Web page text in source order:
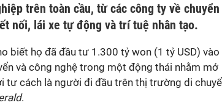
trên toàn cầu, từ các công ty về chuyển
nối, lái xe tự động và trí tuệ nhân tạo.
biết họ đã đầu tư 1.300 tỷ won (1 tỷ USD) vào
và công nghệ trong một động thái nhằm mở
tư cách là người đi đầu trên thị trường di
.